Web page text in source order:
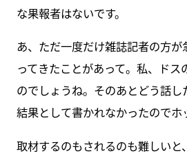
な果報者はないです。
あ、ただ一度だけ雑誌記者の方
ってきたことがあって。私、ドス
のでしょうね。そのあとどう話し
結果として書かれなかったのでホ
取材するのもされるのも難しいと